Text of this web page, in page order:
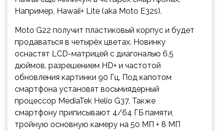
Например, Hawaii+ Lite (aka Moto E32s).
Moto G22 получит пластиковый корпус и будет
продаваться в четырёх цветах. Новинку
оснастят LCD-матрицей с диагональю 6.5
дюймов, разрешением HD+ и частотой
обновления картинки 90 Гц. Под капотом
смартфона установят восьмиядерный
процессор MediaTek Helio G37. Также
смартфону приписывают 4/64 ГБ памяти,
тройную основную камеру на 50 МП + 8 МП